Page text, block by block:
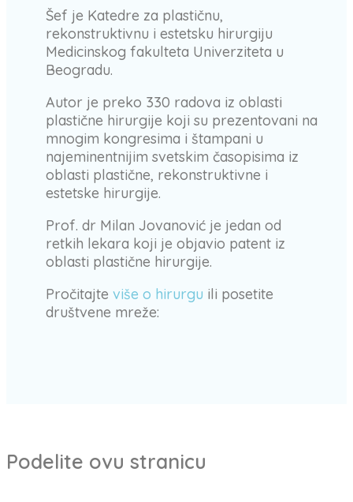
Šef je Katedre za plastičnu,
rekonstruktivnu i estetsku hirurgiju
Medicinskog fakulteta Univerziteta u
Beogradu.
Autor je preko 330 radova iz oblasti
plastične hirurgije koji su prezentovani na
mnogim kongresima i štampani u
najeminentnijim svetskim časopisima iz
oblasti plastične, rekonstruktivne i
estetske hirurgije.
Prof. dr Milan Jovanović je jedan od
retkih lekara koji je objavio patent iz
oblasti plastične hirurgije.
Pročitajte više o hirurgu ili posetite
društvene mreže:
Podelite ovu stranicu